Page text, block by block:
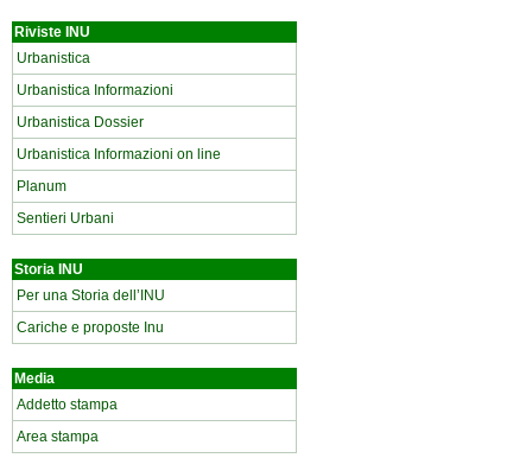
Riviste INU
Urbanistica
Urbanistica Informazioni
Urbanistica Dossier
Urbanistica Informazioni on line
Planum
Sentieri Urbani
Storia INU
Per una Storia dell’INU
Cariche e proposte Inu
Media
Addetto stampa
Area stampa